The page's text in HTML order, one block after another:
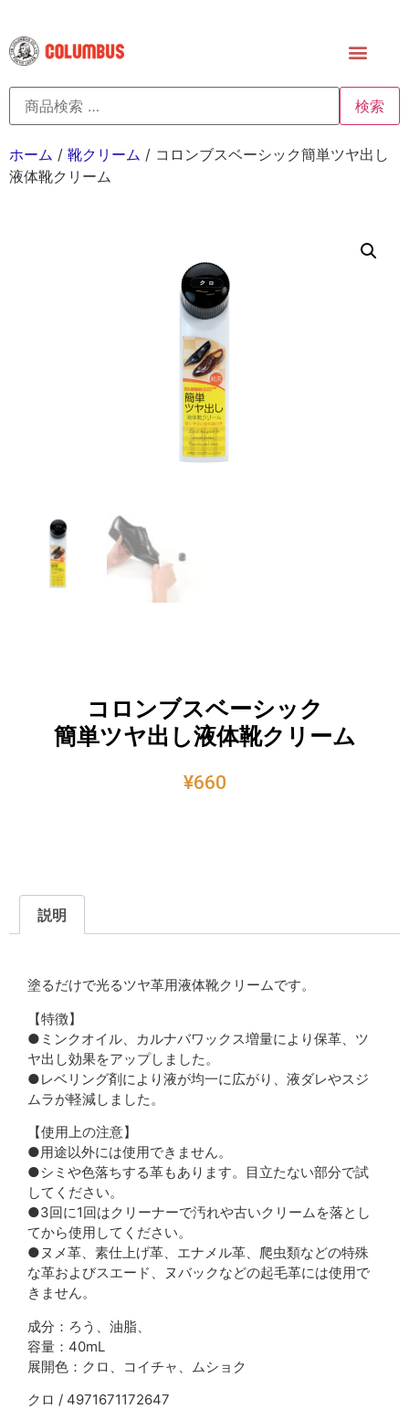
検索
ホーム / 靴クリーム / コロンブスベーシック簡単ツヤ出し
液体靴クリーム
コロンブスベーシック
簡単ツヤ出し液体靴クリーム
¥660
説明
塗るだけで光るツヤ革用液体靴クリームです。
【特徴】
●ミンクオイル、カルナバワックス増量により保革、ツ
ヤ出し効果をアップしました。
●レベリング剤により液が均一に広がり、液ダレやスジ
ムラが軽減しました。
【使用上の注意】
●用途以外には使用できません。
●シミや色落ちする革もあります。目立たない部分で試
してください。
●3回に1回はクリーナーで汚れや古いクリームを落とし
てから使用してください。
●ヌメ革、素仕上げ革、エナメル革、爬虫類などの特殊
な革およびスエード、ヌバックなどの起毛革には使用で
きません。
成分：ろう、油脂、
容量：40mL
展開色：クロ、コイチャ、ムショク
クロ / 4971671172647